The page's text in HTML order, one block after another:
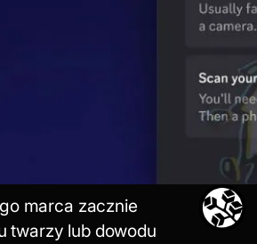
marca zacznie
twarzy lub dowodu